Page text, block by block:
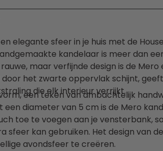
elegante sfeer in je huis met de
kandelaar is meer dan
maar verfijnde design is de
door het zwarte oppervlak schijnt,
die elk interieur verrijkt.
een teken van ambachtelijk
een diameter van 5 cm is de Mero
toe te voegen aan je vensterbank,
sfeer kan gebruiken. Het design van
avondsfeer te creëren.